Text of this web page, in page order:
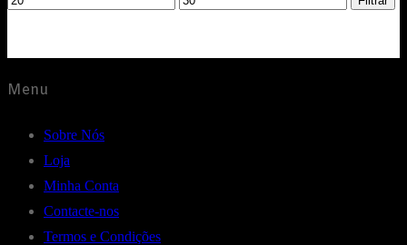
Menu
Sobre Nós
Loja
Minha Conta
Contacte-nos
Termos e Condições